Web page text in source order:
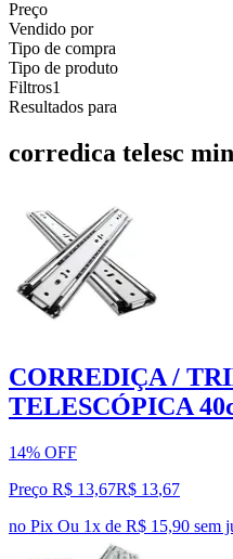
Preço
Vendido por
Tipo de compra
Tipo de produto
Filtros1
Resultados para
corredica telesc
CORREDIÇA /
TELESCÓPICA
14% OFF
Preço R$ 13,67R$ 13,67
no Pix Ou 1x de R$ 15,90 sem